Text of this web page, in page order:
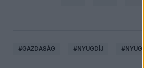
#GAZDASÁG #NYUGDÍJ #NYUGDÍJAS